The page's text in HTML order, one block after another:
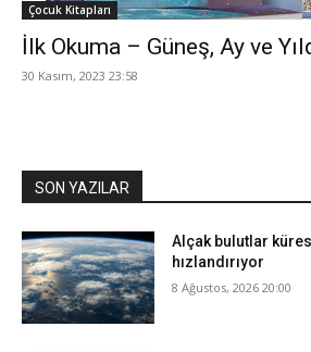
Çocuk Kitapları
İlk Okuma – Güneş, Ay ve
30 Kasım, 2023 23:58
SON YAZILAR
Alçak bulutlar
hızlandırıyor
8 Ağustos, 2026 20:00